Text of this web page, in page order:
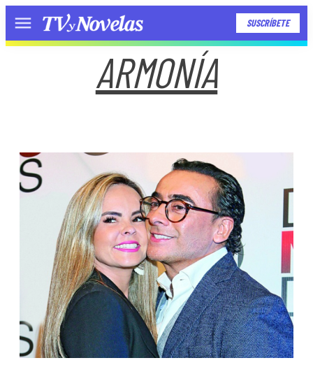
Menú SUSCRÍBETE
ARMONÍA